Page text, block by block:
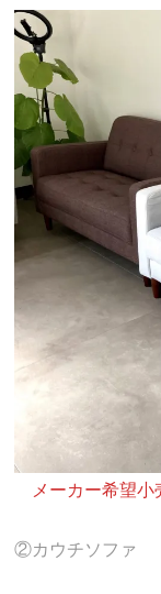
メーカー希望小
②カウチソファ